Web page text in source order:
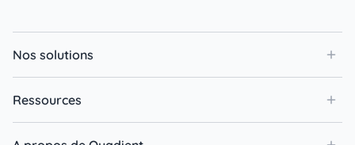
Nos solutions
Ressources